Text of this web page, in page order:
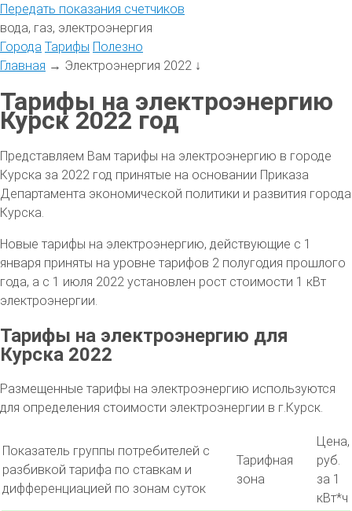
Передать показания счетчиков
вода, газ, электроэнергия
Города Тарифы Полезно
Главная → Электроэнергия 2022 ↓
Тарифы на электроэнергию
Курск 2022 год
Представляем Вам тарифы на электроэнергию в городе
Курска за 2022 год принятые на основании Приказа
Департамента экономической политики и развития города
Курска.
Новые тарифы на электроэнергию, действующие с 1
января приняты на уровне тарифов 2 полугодия прошлого
года, а с 1 июля 2022 установлен рост стоимости 1 кВт
электроэнергии.
Тарифы на электроэнергию для
Курска 2022
Размещенные тарифы на электроэнергию используются
для определения стоимости электроэнергии в г.Курск.
Показатель группы потребителей с
разбивкой тарифа по ставкам и
дифференциацией по зонам суток
Тарифная
зона
Цена,
руб.
за 1
кВт*ч